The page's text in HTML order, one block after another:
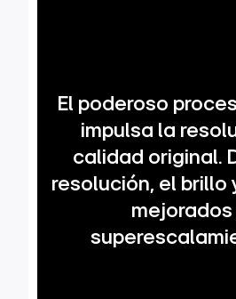
El poderoso
impulsa la
calidad original.
resolución, el brillo